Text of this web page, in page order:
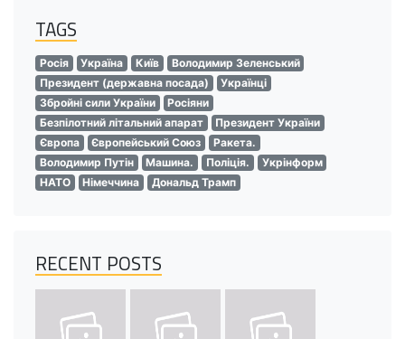
TAGS
Росія Україна Київ
Володимир Зеленський
Президент (державна посада)
Українці
Збройні сили України
Росіяни
Безпілотний літальний апарат
Президент України
Європа
Європейський Союз
Ракета.
Володимир Путін
Машина. Поліція.
Укрінформ
НАТО
Німеччина Дональд Трамп
RECENT POSTS